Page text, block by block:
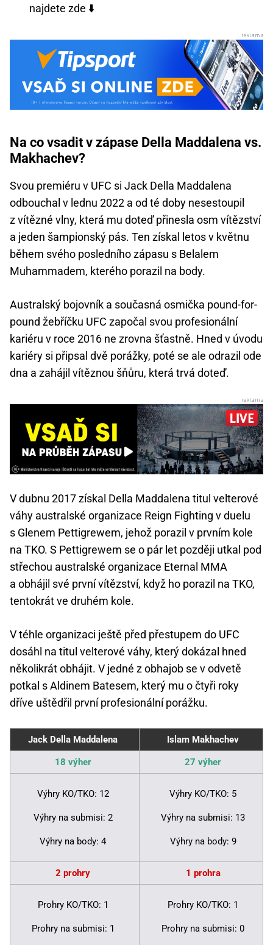
najdete zde ⬇️
Na co vsadit v zápase Della Maddalena vs.
Makhachev?
Svou premiéru v UFC si Jack Della Maddalena
odbouchal v lednu 2022 a od té doby nesestoupil
z vítězné vlny, která mu doteď přinesla osm vítězství
a jeden šampionský pás. Ten získal letos v květnu
během svého posledního zápasu s Belalem
Muhammadem, kterého porazil na body.
Australský bojovník a současná osmička pound-for-
pound žebříčku UFC započal svou profesionální
kariéru v roce 2016 ne zrovna šťastně. Hned v úvodu
kariéry si připsal dvě porážky, poté se ale odrazil ode
dna a zahájil vítěznou šňůru, která trvá doteď.
V dubnu 2017 získal Della Maddalena titul velterové
váhy australské organizace Reign Fighting v duelu
s Glenem Pettigrewem, jehož porazil v prvním kole
na TKO. S Pettigrewem se o pár let později utkal pod
střechou australské organizace Eternal MMA
a obhájil své první vítězství, když ho porazil na TKO,
tentokrát ve druhém kole.
V téhle organizaci ještě před přestupem do UFC
dosáhl na titul velterové váhy, který dokázal hned
několikrát obhájit. V jedné z obhajob se v odvetě
potkal s Aldinem Batesem, který mu o čtyři roky
dříve uštědřil první profesionální porážku.
Jack Della Maddalena Islam Makhachev
18 výher 27 výher
Výhry KO/TKO: 12
Výhry na submisi: 2
Výhry na body: 4
Výhry KO/TKO: 5
Výhry na submisi: 13
Výhry na body: 9
2 prohry 1 prohra
Prohry KO/TKO: 1
Prohry na submisi: 1
Prohry KO/TKO: 1
Prohry na submisi: 0